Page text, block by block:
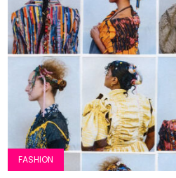
FASHION